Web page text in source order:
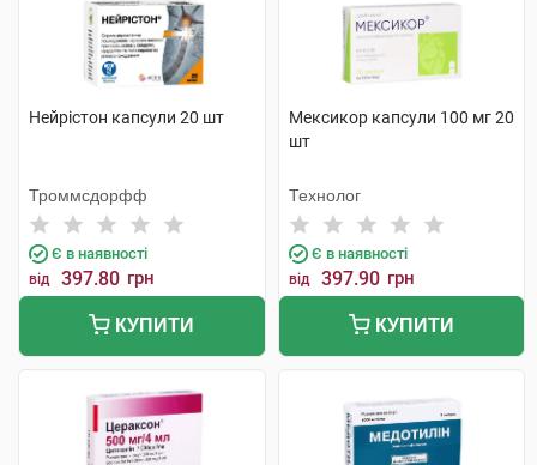
Нейрістон капсули 20 шт
Троммсдорфф
Є в наявності
від 397.80 грн
КУПИТИ
Мексикор капсули 100 мг 20
шт
Технолог
Є в наявності
від 397.90 грн
КУПИТИ